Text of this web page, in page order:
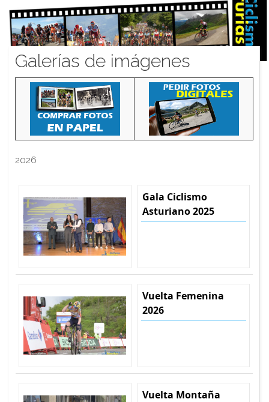
Galerías de imágenes
2026
Gala Ciclismo
Asturiano 2025
Vuelta Femenina
2026
Vuelta Montaña